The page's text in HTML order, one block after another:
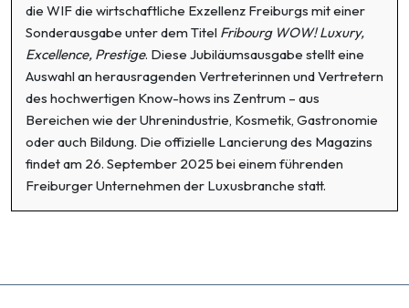
die WIF die wirtschaftliche Exzellenz Freiburgs mit einer
Sonderausgabe unter dem Titel Fribourg WOW! Luxury,
Excellence, Prestige. Diese Jubiläumsausgabe stellt eine
Auswahl an herausragenden Vertreterinnen und Vertretern
des hochwertigen Know-hows ins Zentrum – aus
Bereichen wie der Uhrenindustrie, Kosmetik, Gastronomie
oder auch Bildung. Die offizielle Lancierung des Magazins
findet am 26. September 2025 bei einem führenden
Freiburger Unternehmen der Luxusbranche statt.